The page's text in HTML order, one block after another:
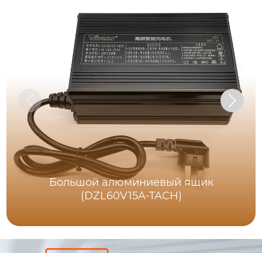
Большой алюминиевый ящик
(DZL60V15A-TACH)